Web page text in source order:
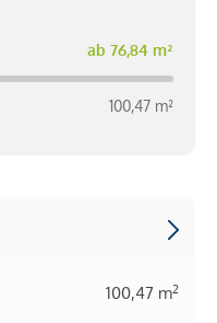
ab 76,84 m²
100,47 m²
100,47 m2